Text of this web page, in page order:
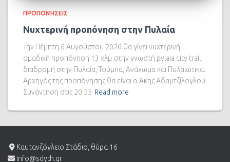
ΠΡΟΠΟΝΉΣΕΙΣ
Νυχτερινή προπόνηση στην Πυλαία
Την Πέμπτη 6 Αυγούστου 2026 θα γίνει νυχτερινή
ομαδική προπόνηση 13 χλμ στην γνωστή pylaia city trail
διαδρομή στην Πυλαία, Τούμπα, Ανάχωμα και Πυλαιώτικα..
Αρχηγός της προπόνησης θα είναι ο Άκης Αδαμτζίλογλου.
Συνάντηση στις 20:55 Read more
Καυτανζόγλειο Στάδιο, θύρα 16
info@sdyth.gr